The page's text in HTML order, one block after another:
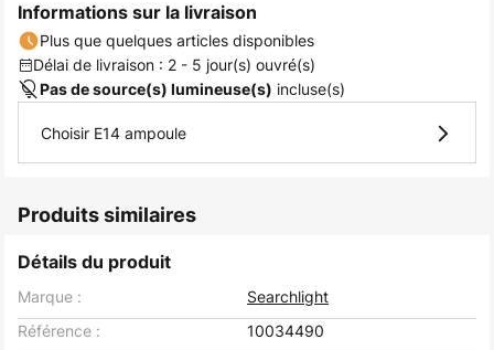
Informations sur la livraison
Plus que quelques articles disponibles
Délai de livraison : 2 - 5 jour(s) ouvré(s)
Pas de source(s) lumineuse(s) incluse(s)
Choisir E14 ampoule
Produits similaires
Détails du produit
Marque :
Searchlight
Référence :
10034490